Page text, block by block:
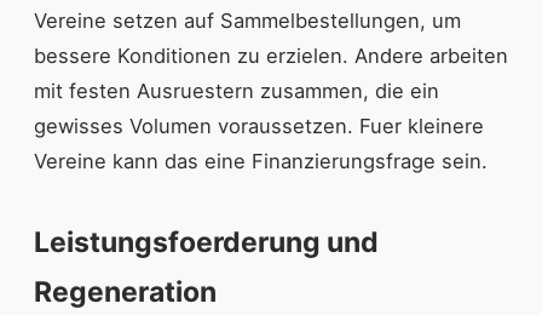
Vereine setzen auf Sammelbestellungen, um
bessere Konditionen zu erzielen. Andere arbeiten
mit festen Ausruestern zusammen, die ein
gewisses Volumen voraussetzen. Fuer kleinere
Vereine kann das eine Finanzierungsfrage sein.
Leistungsfoerderung und
Regeneration